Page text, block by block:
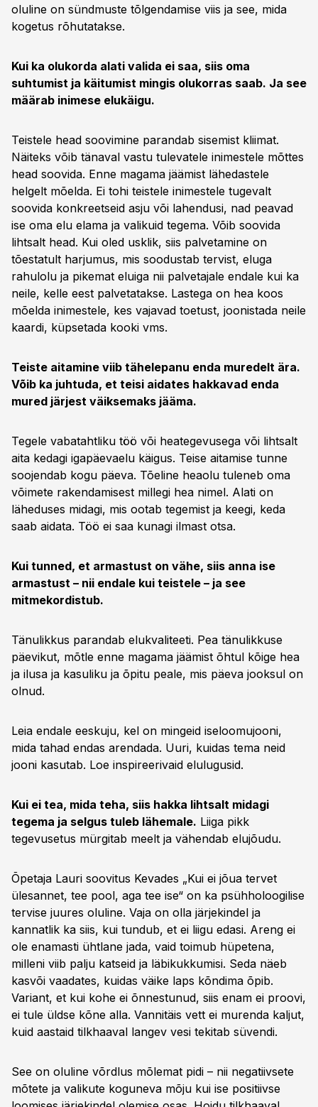
oluline on sündmuste tõlgendamise viis ja see, mida
kogetus rõhutatakse.
Kui ka olukorda alati valida ei saa, siis oma
suhtumist ja käitumist mingis olukorras saab. Ja see
määrab inimese elukäigu.
Teistele head soovimine parandab sisemist kliimat.
Näiteks võib tänaval vastu tulevatele inimestele mõttes
head soovida. Enne magama jäämist lähedastele
helgelt mõelda. Ei tohi teistele inimestele tugevalt
soovida konkreetseid asju või lahendusi, nad peavad
ise oma elu elama ja valikuid tegema. Võib soovida
lihtsalt head. Kui oled usklik, siis palvetamine on
tõestatult harjumus, mis soodustab tervist, eluga
rahulolu ja pikemat eluiga nii palvetajale endale kui ka
neile, kelle eest palvetatakse. Lastega on hea koos
mõelda inimestele, kes vajavad toetust, joonistada neile
kaardi, küpsetada kooki vms.
Teiste aitamine viib tähelepanu enda muredelt ära.
Võib ka juhtuda, et teisi aidates hakkavad enda
mured järjest väiksemaks jääma.
Tegele vabatahtliku töö või heategevusega või lihtsalt
aita kedagi igapäevaelu käigus. Teise aitamise tunne
soojendab kogu päeva. Tõeline heaolu tuleneb oma
võimete rakendamisest millegi hea nimel. Alati on
läheduses midagi, mis ootab tegemist ja keegi, keda
saab aidata. Töö ei saa kunagi ilmast otsa.
Kui tunned, et armastust on vähe, siis anna ise
armastust – nii endale kui teistele – ja see
mitmekordistub.
Tänulikkus parandab elukvaliteeti. Pea tänulikkuse
päevikut, mõtle enne magama jäämist õhtul kõige hea
ja ilusa ja kasuliku ja õpitu peale, mis päeva jooksul on
olnud.
Leia endale eeskuju, kel on mingeid iseloomujooni,
mida tahad endas arendada. Uuri, kuidas tema neid
jooni kasutab. Loe inspireerivaid elulugusid.
Kui ei tea, mida teha, siis hakka lihtsalt midagi
tegema ja selgus tuleb lähemale. Liiga pikk
tegevusetus mürgitab meelt ja vähendab elujõudu.
Õpetaja Lauri soovitus Kevades „Kui ei jõua tervet
ülesannet, tee pool, aga tee ise“ on ka psühholoogilise
tervise juures oluline. Vaja on olla järjekindel ja
kannatlik ka siis, kui tundub, et ei liigu edasi. Areng ei
ole enamasti ühtlane jada, vaid toimub hüpetena,
milleni viib palju katseid ja läbikukkumisi. Seda näeb
kasvõi vaadates, kuidas väike laps kõndima õpib.
Variant, et kui kohe ei õnnestunud, siis enam ei proovi,
ei tule üldse kõne alla. Vannitäis vett ei murenda kaljut,
kuid aastaid tilkhaaval langev vesi tekitab süvendi.
See on oluline võrdlus mõlemat pidi – nii negatiivsete
mõtete ja valikute koguneva mõju kui ise positiivse